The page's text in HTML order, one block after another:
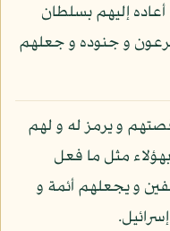
إليهم بسلطان
و جنوده و جعلهم
و يرمز له و لهم
مثل ما فعل
و يجعلهم أئمة و